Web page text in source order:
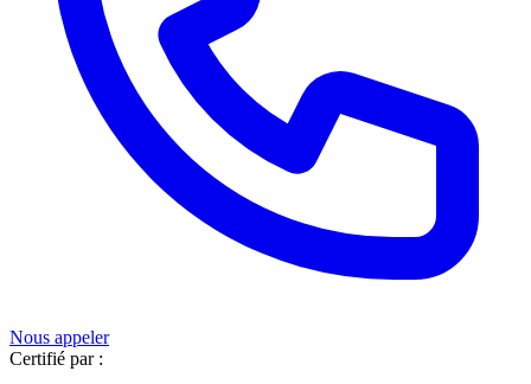
Nous appeler
Certifié par :